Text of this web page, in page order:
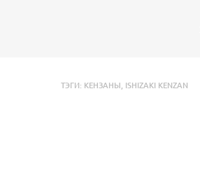
ТЭГИ: КЕНЗАНЫ ISHIZAKI KENZAN